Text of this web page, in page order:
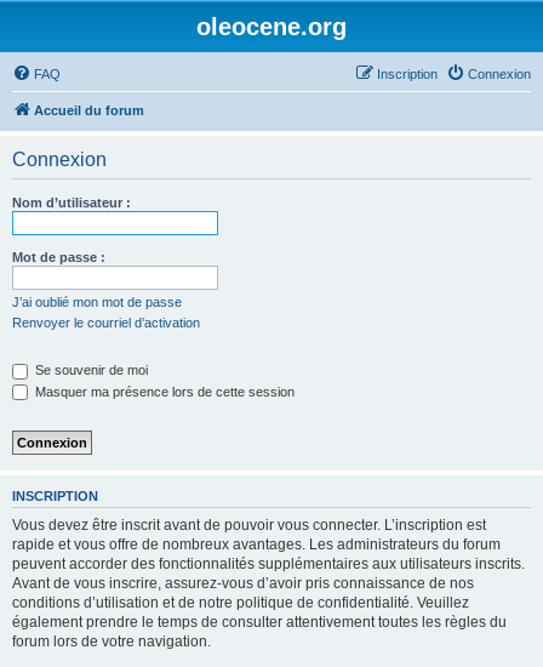
oleocene.org
FAQ Connexion
Inscription
Accueil du forum
Connexion
Nom d’utilisateur :
Mot de passe :
J’ai oublié mon mot de passe
Renvoyer le courriel d’activation
Se souvenir de moi
Masquer ma présence lors de cette session
INSCRIPTION
Vous devez être inscrit avant de pouvoir vous connecter. L’inscription est
rapide et vous offre de nombreux avantages. Les administrateurs du forum
peuvent accorder des fonctionnalités supplémentaires aux utilisateurs inscrits.
Avant de vous inscrire, assurez-vous d’avoir pris connaissance de nos
conditions d’utilisation et de notre politique de confidentialité. Veuillez
également prendre le temps de consulter attentivement toutes les règles du
forum lors de votre navigation.